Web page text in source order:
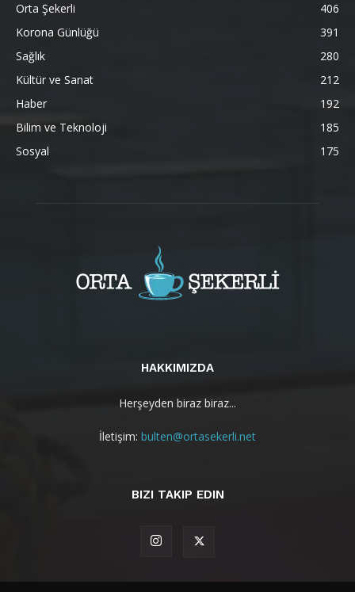
Orta Şekerli
406
Korona Günlüğü
391
Sağlık
280
Kültür ve Sanat
212
Haber
192
Bilim ve Teknoloji
185
Sosyal
175
HAKKIMIZDA
Herşeyden biraz biraz...
İletişim: bulten@ortasekerli.net
BIZI TAKIP EDIN